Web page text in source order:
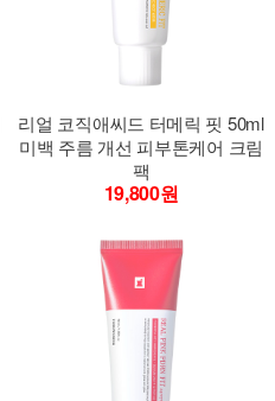
리얼 코직애씨드 터메릭 핏 50ml
미백 주름 개선 피부톤케어 크림
팩
19,800원